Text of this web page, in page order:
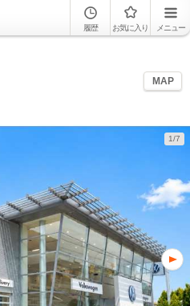
履歴 お気に入り メニュー
MAP
1/7